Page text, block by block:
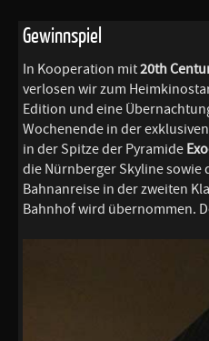
Gewinnspiel
In Kooperation mit20th
verlosen wir zum
Edition und eine
Wochenende in der
in der Spitze der Pyramide
die Nürnberger Skyline sowie
Bahnanreise in der zweiten
Bahnhof wird übernommen.